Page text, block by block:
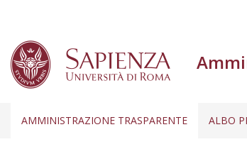
AMMINISTRAZIONE TRASPARENTE ALBO